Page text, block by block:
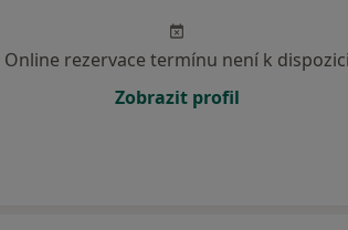
Online rezervace termínu není k dispozici
Zobrazit profil